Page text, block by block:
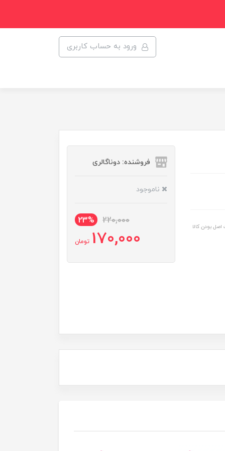
ورود به حساب کاربری
بودن کالا
فروشنده: دوناگالری
ناموجود
220,000
23%
170,000 تومان